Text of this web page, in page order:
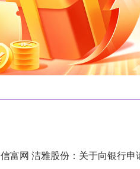
信富网 洁雅股份：关于向银行